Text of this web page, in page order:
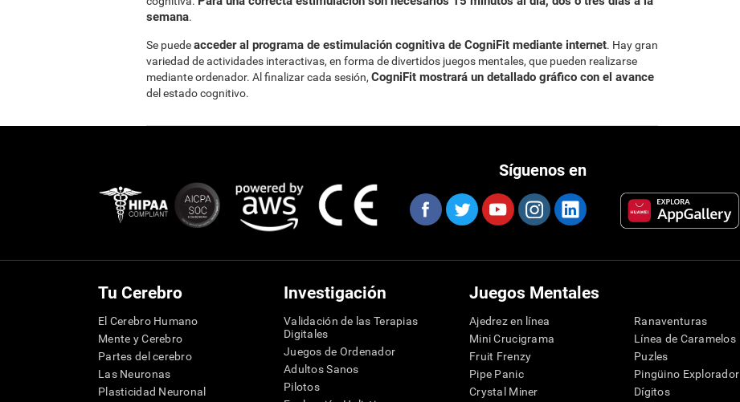
semana.
Se puedeacceder al programa de estimulación cognitiva de CogniFit mediante internet. Hay gran
variedad de actividades interactivas, en forma de divertidos juegos mentales, que pueden realizarse
mediante ordenador. Al finalizar cada sesión, CogniFit mostrará un detallado gráfico con el avance
del estado cognitivo.
Síguenos en
Tu Cerebro
El Cerebro Humano
Mente y Cerebro
Partes del cerebro
Las Neuronas
Plasticidad Neuronal
Investigación
Validación de las Terapias
Digitales
Juegos de Ordenador
Adultos Sanos
Pilotos
Juegos Mentales
Ajedrez en línea
Mini Crucigrama
Fruit Frenzy
Pipe Panic
Crystal Miner
Ranaventuras
Línea de Caramelos
Puzles
Pingüino Explorador
Dígitos